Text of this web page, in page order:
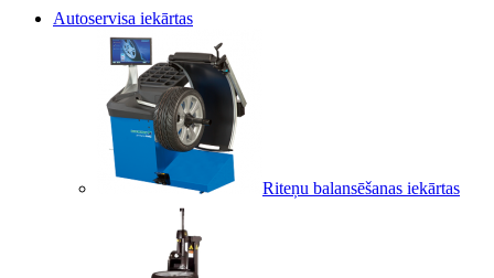
Autoservisa iekārtas
Riteņu balansēšanas iekārtas